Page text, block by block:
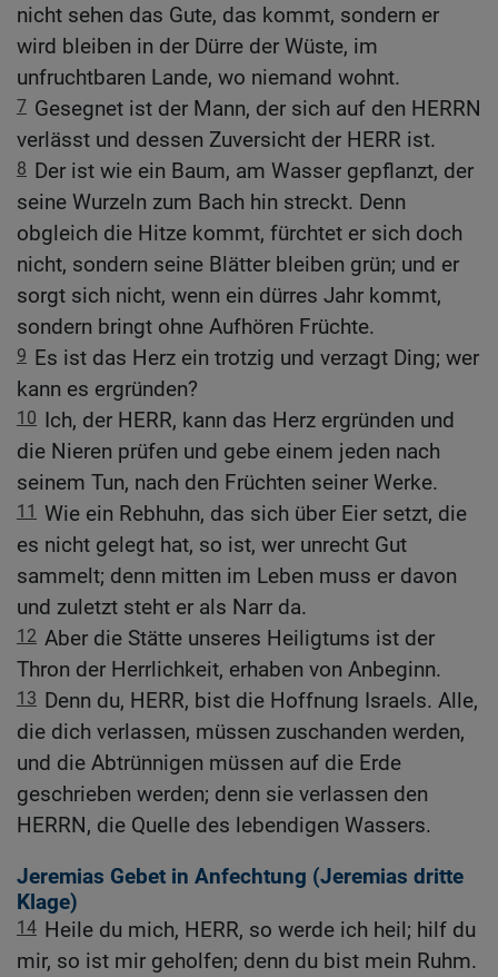
nicht sehen das Gute, das kommt, sondern er
wird bleiben in der Dürre der Wüste, im
unfruchtbaren Lande, wo niemand wohnt.
7 Gesegnet ist der Mann, der sich auf den HERRN
verlässt und dessen Zuversicht der HERR ist.
8 Der ist wie ein Baum, am Wasser gepflanzt, der
seine Wurzeln zum Bach hin streckt. Denn
obgleich die Hitze kommt, fürchtet er sich doch
nicht, sondern seine Blätter bleiben grün; und er
sorgt sich nicht, wenn ein dürres Jahr kommt,
sondern bringt ohne Aufhören Früchte.
9 Es ist das Herz ein trotzig und verzagt Ding; wer
kann es ergründen?
10 Ich, der HERR, kann das Herz ergründen und
die Nieren prüfen und gebe einem jeden nach
seinem Tun, nach den Früchten seiner Werke.
11 Wie ein Rebhuhn, das sich über Eier setzt, die
es nicht gelegt hat, so ist, wer unrecht Gut
sammelt; denn mitten im Leben muss er davon
und zuletzt steht er als Narr da.
12 Aber die Stätte unseres Heiligtums ist der
Thron der Herrlichkeit, erhaben von Anbeginn.
13 Denn du, HERR, bist die Hoffnung Israels. Alle,
die dich verlassen, müssen zuschanden werden,
und die Abtrünnigen müssen auf die Erde
geschrieben werden; denn sie verlassen den
HERRN, die Quelle des lebendigen Wassers.
Jeremias Gebet in Anfechtung (Jeremias dritte
Klage)
14 Heile du mich, HERR, so werde ich heil; hilf du
mir, so ist mir geholfen; denn du bist mein Ruhm.